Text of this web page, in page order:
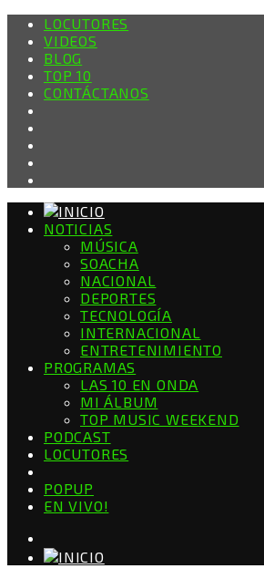
LOCUTORES
VIDEOS
BLOG
TOP 10
CONTÁCTANOS
NOTICIAS
MÚSICA
SOACHA
NACIONAL
DEPORTES
TECNOLOGÍA
INTERNACIONAL
ENTRETENIMIENTO
PROGRAMAS
LAS 10 EN ONDA
MI ÁLBUM
TOP MUSIC WEEKEND
PODCAST
LOCUTORES
POPUP
EN VIVO!